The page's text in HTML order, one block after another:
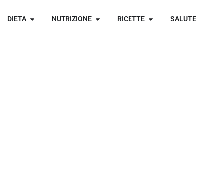
DIETA NUTRIZIONE RICETTE SALUTE